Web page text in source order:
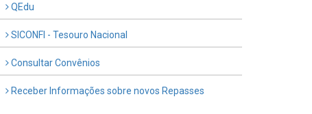
QEdu
SICONFI - Tesouro Nacional
Consultar Convênios
Receber Informações sobre novos Repasses